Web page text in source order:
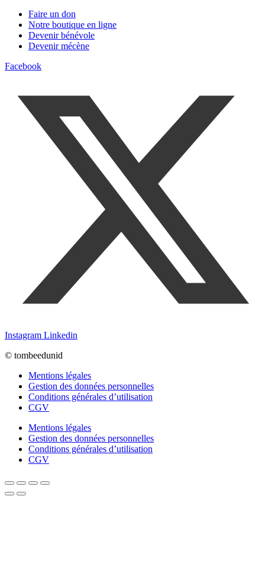
Faire un don
Notre boutique en ligne
Devenir bénévole
Devenir mécène
Facebook
Instagram Linkedin
© tombeedunid
Mentions légales
Gestion des données personnelles
Conditions générales d’utilisation
CGV
Mentions légales
Gestion des données personnelles
Conditions générales d’utilisation
CGV